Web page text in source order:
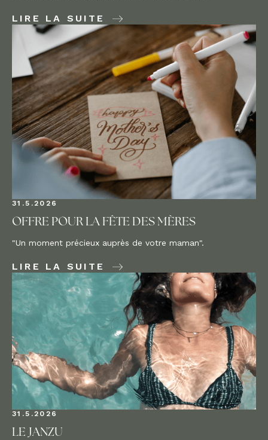
LIRE LA SUITE
31.5.2026
OFFRE POUR LA FÊTE DES MÈRES
"Un moment précieux auprès de votre maman".
LIRE LA SUITE
31.5.2026
LE JANZU